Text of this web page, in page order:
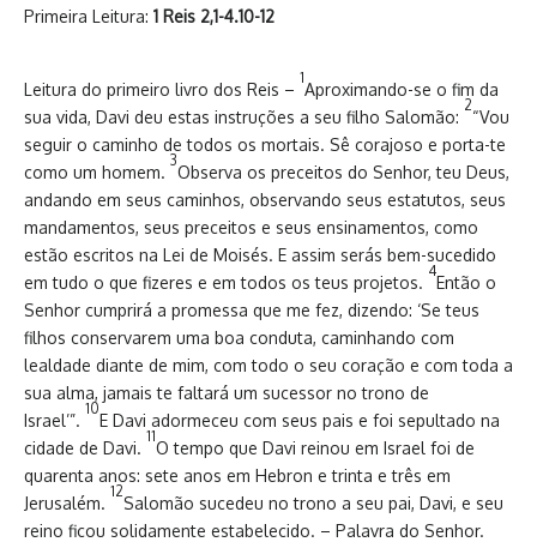
Primeira Leitura: 1 Reis 2,1-4.10-12
Leitura do primeiro livro dos Reis –
1
Aproximando-se o fim da
sua vida, Davi deu estas instruções a seu filho Salomão:
2
“Vou
seguir o caminho de todos os mortais. Sê corajoso e porta-te
como um homem.
3
Observa os preceitos do Senhor, teu Deus,
andando em seus caminhos, observando seus estatutos, seus
mandamentos, seus preceitos e seus ensinamentos, como
estão escritos na Lei de Moisés. E assim serás bem-sucedido
em tudo o que fizeres e em todos os teus projetos.
4
Então o
Senhor cumprirá a promessa que me fez, dizendo: ‘Se teus
filhos conservarem uma boa conduta, caminhando com
lealdade diante de mim, com todo o seu coração e com toda a
sua alma, jamais te faltará um sucessor no trono de
Israel’”.
10
E Davi adormeceu com seus pais e foi sepultado na
cidade de Davi.
11
O tempo que Davi reinou em Israel foi de
quarenta anos: sete anos em Hebron e trinta e três em
Jerusalém.
12
Salomão sucedeu no trono a seu pai, Davi, e seu
reino ficou solidamente estabelecido. – Palavra do Senhor.